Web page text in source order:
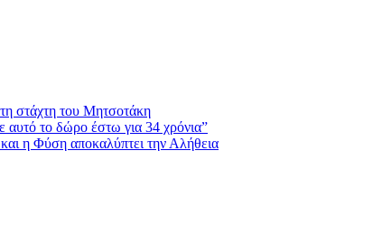
στάχτη του Μητσοτάκη
το δώρο έστω για 34 χρόνια”
η Φύση αποκαλύπτει την Αλήθεια